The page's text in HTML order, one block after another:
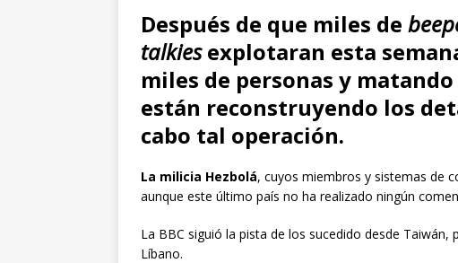
Después de que miles de
talkiesexplotaran esta
miles de personas y
están reconstruyendo los
cabo tal operación.
La milicia Hezbolá, cuyos miembros y sistemas de
aunque este último país no ha realizado ningún
La BBC siguió la pista de los sucedido desde Taiwán,
Líbano.